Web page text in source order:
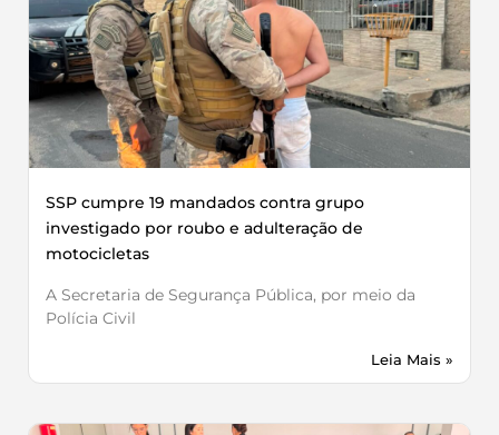
SSP cumpre 19 mandados contra grupo
investigado por roubo e adulteração de
motocicletas
A Secretaria de Segurança Pública, por meio da
Polícia Civil
Leia Mais »